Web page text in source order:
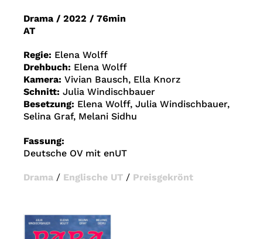
Drama / 2022 / 76min
AT
Regie: Elena Wolff
Drehbuch: Elena Wolff
Kamera: Vivian Bausch, Ella Knorz
Schnitt: Julia Windischbauer
Besetzung: Elena Wolff, Julia Windischbauer,
Selina Graf, Melani Sidhu
Fassung:
Deutsche OV mit enUT
Drama / Englische UT / Preisgekrönt